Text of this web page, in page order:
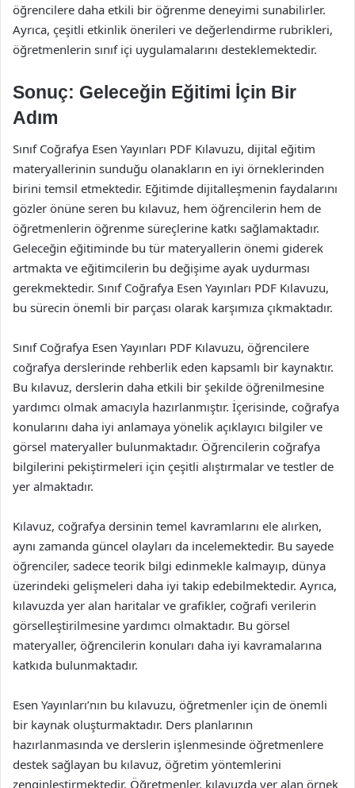
öğrencilere daha etkili bir öğrenme deneyimi sunabilirler.
Ayrıca, çeşitli etkinlik önerileri ve değerlendirme rubrikleri,
öğretmenlerin sınıf içi uygulamalarını desteklemektedir.
Sonuç: Geleceğin Eğitimi İçin Bir
Adım
Sınıf Coğrafya Esen Yayınları PDF Kılavuzu, dijital eğitim
materyallerinin sunduğu olanakların en iyi örneklerinden
birini temsil etmektedir. Eğitimde dijitalleşmenin faydalarını
gözler önüne seren bu kılavuz, hem öğrencilerin hem de
öğretmenlerin öğrenme süreçlerine katkı sağlamaktadır.
Geleceğin eğitiminde bu tür materyallerin önemi giderek
artmakta ve eğitimcilerin bu değişime ayak uydurması
gerekmektedir. Sınıf Coğrafya Esen Yayınları PDF Kılavuzu,
bu sürecin önemli bir parçası olarak karşımıza çıkmaktadır.
Sınıf Coğrafya Esen Yayınları PDF Kılavuzu, öğrencilere
coğrafya derslerinde rehberlik eden kapsamlı bir kaynaktır.
Bu kılavuz, derslerin daha etkili bir şekilde öğrenilmesine
yardımcı olmak amacıyla hazırlanmıştır. İçerisinde, coğrafya
konularını daha iyi anlamaya yönelik açıklayıcı bilgiler ve
görsel materyaller bulunmaktadır. Öğrencilerin coğrafya
bilgilerini pekiştirmeleri için çeşitli alıştırmalar ve testler de
yer almaktadır.
Kılavuz, coğrafya dersinin temel kavramlarını ele alırken,
aynı zamanda güncel olayları da incelemektedir. Bu sayede
öğrenciler, sadece teorik bilgi edinmekle kalmayıp, dünya
üzerindeki gelişmeleri daha iyi takip edebilmektedir. Ayrıca,
kılavuzda yer alan haritalar ve grafikler, coğrafi verilerin
görselleştirilmesine yardımcı olmaktadır. Bu görsel
materyaller, öğrencilerin konuları daha iyi kavramalarına
katkıda bulunmaktadır.
Esen Yayınları’nın bu kılavuzu, öğretmenler için de önemli
bir kaynak oluşturmaktadır. Ders planlarının
hazırlanmasında ve derslerin işlenmesinde öğretmenlere
destek sağlayan bu kılavuz, öğretim yöntemlerini
zenginleştirmektedir. Öğretmenler, kılavuzda yer alan örnek